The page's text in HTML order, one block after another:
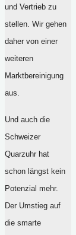
und Vertrieb zu
stellen. Wir gehen
daher von einer
weiteren
Marktbereinigung
aus.
Und auch die
Schweizer
Quarzuhr hat
schon längst kein
Potenzial mehr.
Der Umstieg auf
die smarte